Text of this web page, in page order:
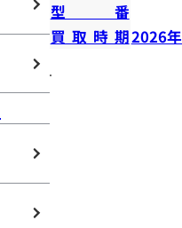
型番
買取時期2026